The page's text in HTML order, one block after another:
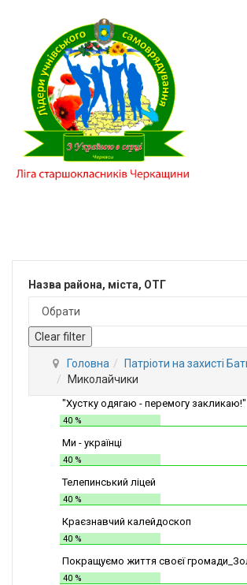
Назва района, міста, ОТГ
Clear filter
Головна
Патріоти на захисті
Миколайчики
"Хустку одягаю - перемогу закликаю!"
40 %
Ми - українці
40 %
Телепинський ліцей
40 %
Краєзнавчий калейдоскоп
40 %
Покращуємо життя своєї
СШІТ №2
40 %